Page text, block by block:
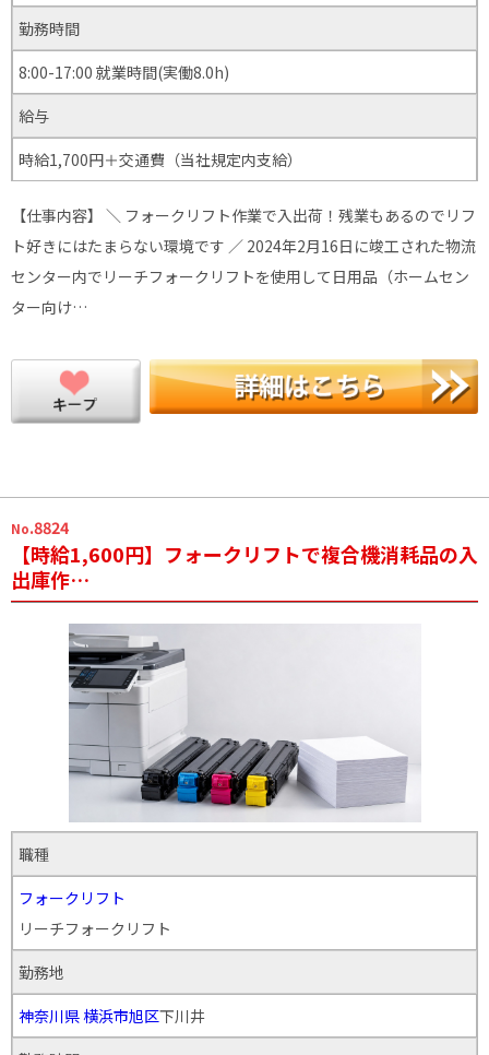
勤務時間
8:00-17:00 就業時間(実働8.0h)
給与
時給1,700円＋交通費（当社規定内支給）
【仕事内容】 ＼ フォークリフト作業で入出荷！残業もあるのでリフ
ト好きにはたまらない環境です ／ 2024年2月16日に竣工された物流
センター内でリーチフォークリフトを使用して日用品（ホームセン
ター向け…
No.8824
【時給1,600円】フォークリフトで複合機消耗品の入
出庫作…
職種
フォークリフト
リーチフォークリフト
勤務地
神奈川県横浜市旭区下川井